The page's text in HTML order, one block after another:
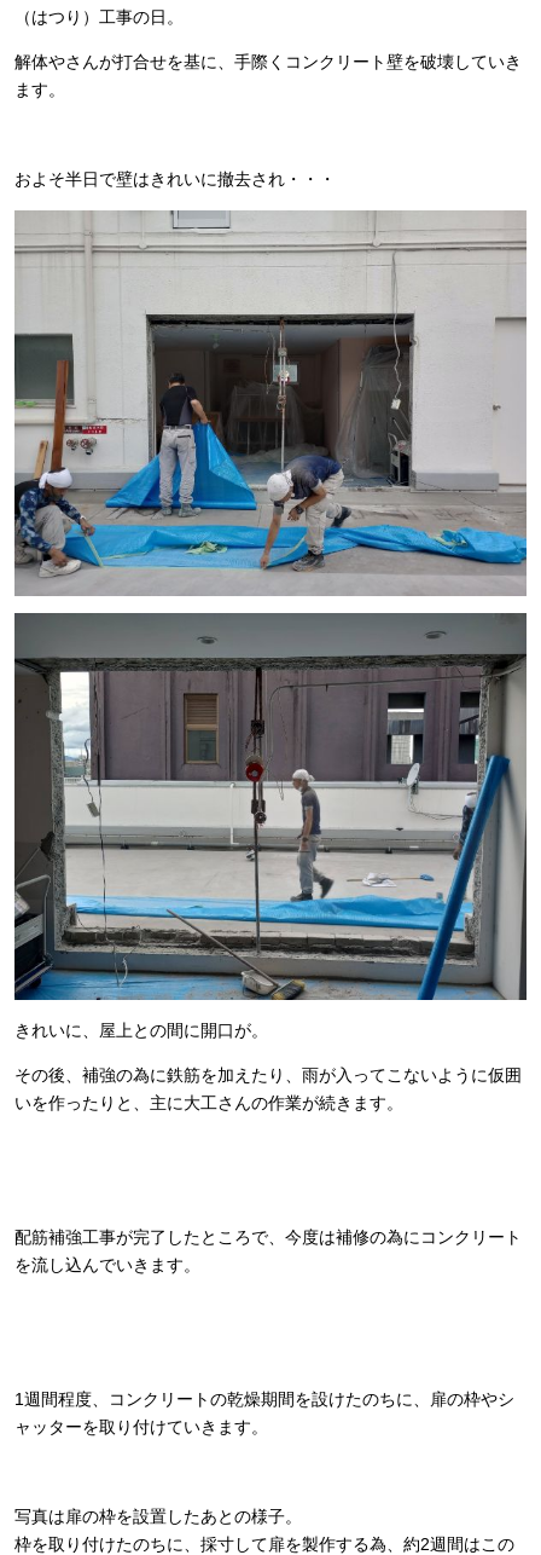
（はつり）工事の日。
解体やさんが打合せを基に、手際くコンクリート壁を破壊していき
ます。
およそ半日で壁はきれいに撤去され・・・
きれいに、屋上との間に開口が。
その後、補強の為に鉄筋を加えたり、雨が入ってこないように仮囲
いを作ったりと、主に大工さんの作業が続きます。
配筋補強工事が完了したところで、今度は補修の為にコンクリート
を流し込んでいきます。
1週間程度、コンクリートの乾燥期間を設けたのちに、扉の枠やシ
ャッターを取り付けていきます。
写真は扉の枠を設置したあとの様子。
枠を取り付けたのちに、採寸して扉を製作する為、約2週間はこの